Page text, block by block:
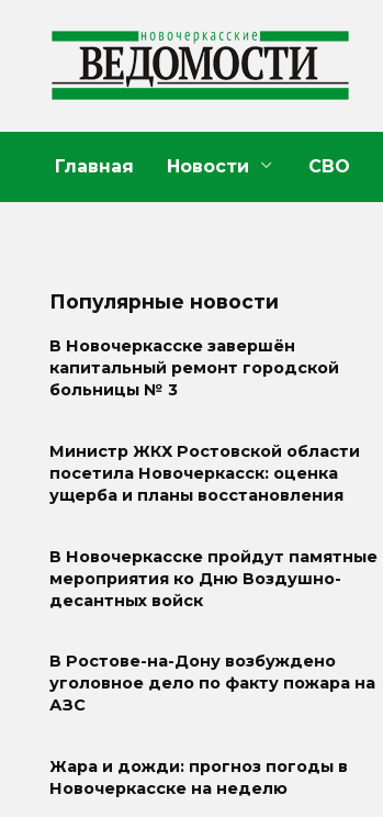
содержанию
Главная Новости СВО
Популярные новости
В Новочеркасске завершён
капитальный ремонт городской
больницы № 3
Министр ЖКХ Ростовской области
посетила Новочеркасск: оценка
ущерба и планы восстановления
В Новочеркасске пройдут памятные
мероприятия ко Дню Воздушно-
десантных войск
В Ростове-на-Дону возбуждено
уголовное дело по факту пожара на
АЗС
Жара и дожди: прогноз погоды в
Новочеркасске на неделю